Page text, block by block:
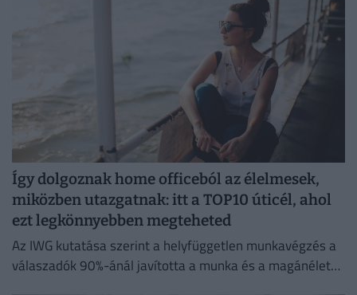
Így dolgoznak home officeból az élelmesek,
miközben utazgatnak: itt a TOP10 úticél, ahol
ezt legkönnyebben megteheted
Az IWG kutatása szerint a helyfüggetlen munkavégzés a
válaszadók 90%-ánál javította a munka és a magánélet